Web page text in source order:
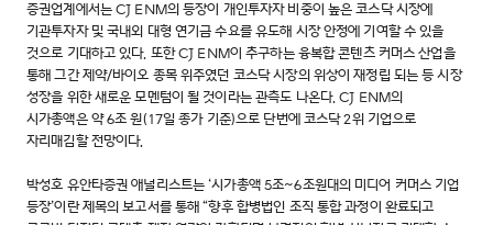
증권업계에서는 CJ ENM의 등장이 개인투자자 비중이 높은 코스닥 시장에
기관투자자 및 국내외 대형 연기금 수요를 유도해 시장 안정에 기여할 수 있을
것으로 기대하고 있다. 또한 CJ ENM이 추구하는 융복합 콘텐츠 커머스 산업을
통해 그간 제약/바이오 종목 위주였던 코스닥 시장의 위상이 재정립 되는 등 시장
성장을 위한 새로운 모멘텀이 될 것이라는 관측도 나온다. CJ ENM의
시가총액은 약 6조 원(17일 종가 기준)으로 단번에 코스닥 2위 기업으로
자리매김할 전망이다.
박성호 유안타증권 애널리스트는 ‘시가총액 5조~6조원대의 미디어 커머스 기업
등장’이란 제목의 보고서를 통해 “향후 합병법인 조직 통합 과정이 완료되고